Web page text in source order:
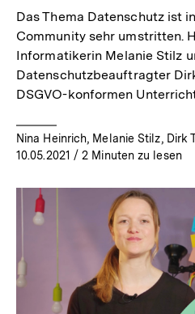
Das Thema Datenschutz ist
Community sehr umstritten.
Informatikerin Melanie Stilz
Datenschutzbeauftragter
DSGVO-konformen
Nina Heinrich, Melanie Stilz, Dirk
10.05.2021 / 2 Minuten zu lesen